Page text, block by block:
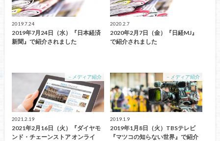
2019.7.24
2019年7月24日（水）『日本経済
新聞』で紹介されました
2020.2.7
2020年2月7日（金）『日経MJ』
で紹介されました
－メディア紹介
2021.2.19
2021年2月16日（火）『ダイヤモ
ンド・チェーンストア オンライ
－メディア紹介
2019.1.9
2019年1月8日（火）TBSテレビ
『マツコの知らない世界』で紹介